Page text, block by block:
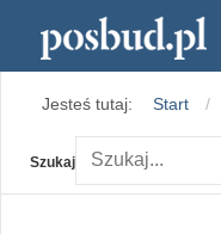
Jesteś tutaj: Start
Szukaj